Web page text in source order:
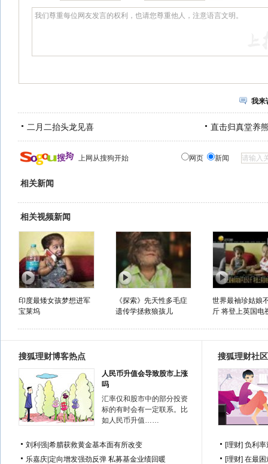
我来
二月二抬头龙见喜 直击归真堂养
上网从搜狗开始 网页 新闻
相关新闻
相关视频新闻
印度最矮女孩梦想进军
宝莱坞
《探索》先天性多毛症
遗传学拯救狼孩儿
世界最袖珍姑娘
斤 将登上英国电
搜狐理财博客热点
人民币升值会导致股市上涨
吗
汇率仅和股市中的部分投资
标的有时会有一定联系。比
如人民币升值……
刘利强 希腊获救黄金基本面有所改变
乐嘉庆 定向增发强劲反弹 私募基金业绩回暖
搜狐理财社
[理财] 负利率
[理财] 在最困